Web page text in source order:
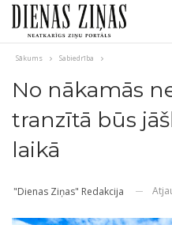
Sākums Sabiedrība
No nākamās
tranzītā būs
laikā
"Dienas Ziņas" Redakcija